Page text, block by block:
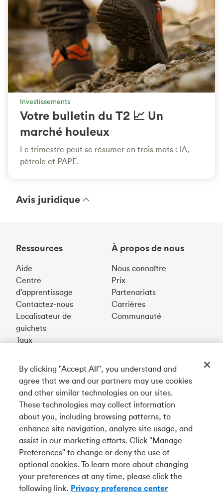
Investissements
Votre bulletin du T2 📈 Un
marché houleux
Le trimestre peut se résumer en trois mots : IA,
pétrole et PAPE.
Avis juridique
Ressources
Aide
Centre
d’apprentissage
Contactez-nous
Localisateur de
guichets
Taux
À propos de nous
Nous connaître
Prix
Partenariats
Carrières
Communauté
English
Téléchargez notre appli
Connectez-vous avec nous
Tangerine est le nom commercial de la Banque Tangerine,
une filiale en propriété exclusive de La Banque de
Nouvelle-Écosse etmembre à part entière de la SADC
By clicking "Accept All", you understand and
agree that we and our partners may use cookies
and other similar technologies on our sites.
These technologies may collect information
about you, including browsing patterns, to
enhance site navigation, analyze site usage, and
assist in our marketing efforts. Click "Manage
Preferences" to change or deny the use of
optional cookies. To learn more about changing
your preferences at any time, please click the
following link. Privacy preference center